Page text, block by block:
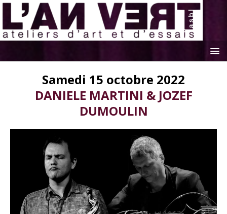
Samedi 15 octobre 2022
DANIELE MARTINI & JOZEF
DUMOULIN